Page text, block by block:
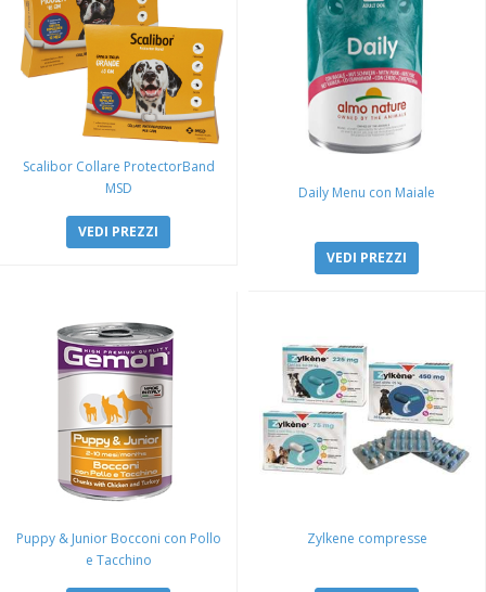
Scalibor Collare ProtectorBand
MSD
VEDI PREZZI
Daily Menu con Maiale
VEDI PREZZI
Puppy & Junior Bocconi con Pollo
e Tacchino
Zylkene compresse